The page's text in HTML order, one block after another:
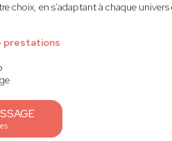
choix, en s’adaptant à chaque
prestations